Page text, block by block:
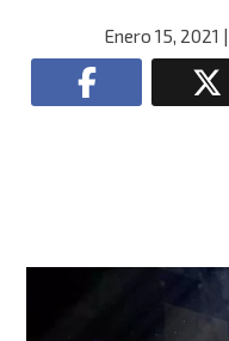
Enero 15, 2021